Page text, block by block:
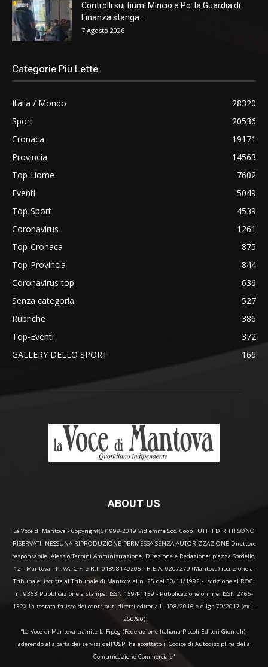
Controlli sui fiumi Mincio e Po: la Guardia di
Finanza stanga...
7 Agosto 2026
Categorie Più Lette
Italia / Mondo
28320
Sport
20536
Cronaca
19171
Provincia
14563
Top-Home
7602
Eventi
5049
Top-Sport
4539
Coronavirus
1261
Top-Cronaca
875
Top-Provincia
844
Coronavirus top
636
Senza categoria
527
Rubriche
386
Top-Eventi
372
GALLERY DELLO SPORT
166
ABOUT US
La Voce di Mantova - Copyright(C)1999-2019 Vidiemme Soc. Coop TUTTI I DIRITTI SONO
RISERVATI. NESSUNA RIPRODUZIONE PERMESSA SENZA AUTORIZZAZIONE Direttore
responsabile: Alessio Tarpini Amministrazione, Direzione e Redazione: piazza Sordello,
12 - Mantova - P.IVA, C.F. e R.I. 01898140205 - R.E.A. 0207279 (Mantova) iscrizione al
Tribunale: iscritta al Tribunale di Mantova al n. 25 del 30/11/1992 - iscrizione al ROC:
n. 9363 Pubblicazione a stampa: ISSN 1594-1159 - Pubblicazione online: ISSN 2465-
132X La testata fruisce dei contributi diretti editoria L. 198/2016 e d.lgs 70/2017 (ex L.
250/90)
“La Voce di Mantova tramite la Fipeg (Federazione Italiana Piccoli Editori Giornali),
aderendo alla carta dei servizi dell'USPI ha accettato il Codice di Autodisciplina della
Comunicazione Commerciale"